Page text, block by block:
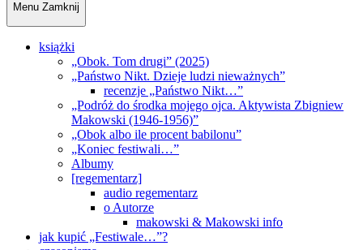
Menu Zamknij
książki
„Obok. Tom drugi” (2025)
„Państwo Nikt. Dzieje ludzi nieważnych”
recenzje „Państwo Nikt…”
„Podróż do środka mojego ojca. Aktywista Zbigniew
Makowski (1946-1956)”
„Obok albo ile procent babilonu”
„Koniec festiwali…”
Albumy
[regementarz]
audio regementarz
o Autorze
makowski & Makowski info
jak kupić „Festiwale…”?